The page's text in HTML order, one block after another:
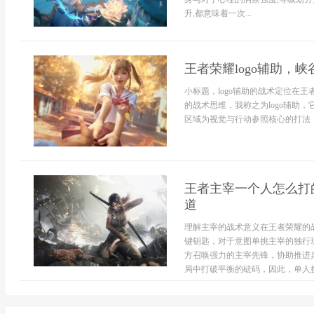
升,都意味着一次...
王者荣耀logo辅助，峡
小标题，logo辅助的战术定位在王
的战术思维，我称之为logo辅助，
区域为视觉与行动参照核心的打法
王者主宰一个人怎么
道
理解主宰的战术意义在王者荣耀
键钥匙，对于意图单挑主宰的独
方召唤强力的主宰先锋，协助推
局中打破平衡的砝码，因此，单